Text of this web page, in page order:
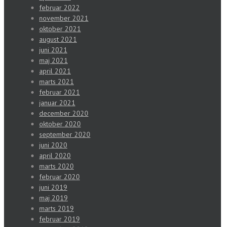
februar 2022
november 2021
oktober 2021
august 2021
juni 2021
maj 2021
april 2021
marts 2021
februar 2021
januar 2021
december 2020
oktober 2020
september 2020
juni 2020
april 2020
marts 2020
februar 2020
juni 2019
maj 2019
marts 2019
februar 2019